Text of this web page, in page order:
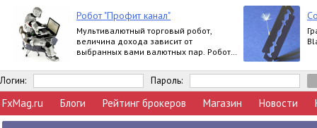
Робот "Профит канал"
Мультивалютный торговый робот,
величина дохода зависит от
выбранных вами валютных пар. Робот
Логин: Пароль:
FxMag.ru Блоги Рейтинг брокеров Магазин Новости